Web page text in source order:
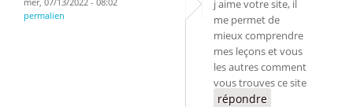
permalien
j aime votre site, il
me permet de
mieux comprendre
mes leçons et vous
les autres comment
vous trouves ce site
répondre